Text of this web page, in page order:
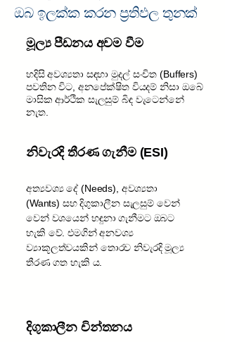
ඔබ ඉලක්ක කරන ප්‍රතිඵල තුනක්
මූල්‍ය පීඩනය අවම වීම
හදිසි අවශ්‍යතා සඳහා මුදල් සංචිත (Buffers)
පවතින විට, අනපේක්ෂිත වියදම් නිසා ඔබේ
මාසික ආර්ථික සැලසුම් බිඳ වැටෙන්නේ
නැත.
නිවැරදි තීරණ ගැනීම (ESI)
අත්‍යවශ්‍ය දේ (Needs), අවශ්‍යතා
(Wants) සහ දිගුකාලීන සැලසුම් වෙන්
වෙන් වශයෙන් හඳුනා ගැනීමට ඔබට
හැකි වේ. එමගින් අනවශ්‍ය
ව්‍යාකූලත්වයකින් තොරව නිවැරදි මූල්‍ය
තීරණ ගත හැකි ය.
දිගුකාලීන චින්තනය